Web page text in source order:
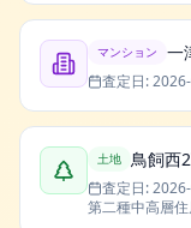
マンション 一
査定日:
土地 鳥飼西
査定日:
第二種中高層